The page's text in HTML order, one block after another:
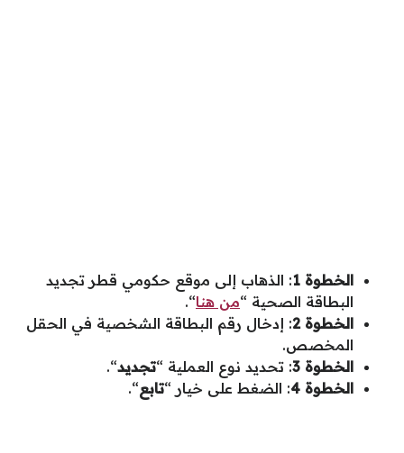
الخطوة 1
: الذهاب إلى موقع حكومي قطر تجديد
البطاقة الصحية “من هنا“.
الخطوة 2 : إدخال رقم البطاقة الشخصية في الحقل
المخصص.
الخطوة 3
: تحديد نوع العملية “تجديد“.
الخطوة 4
: الضغط على خيار “تابع“.